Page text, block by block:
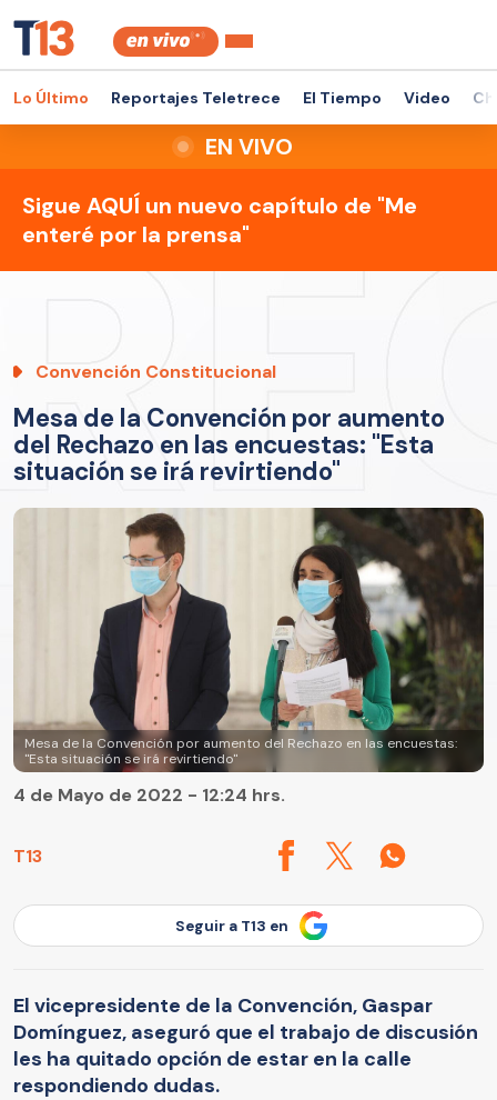
Lo Último Reportajes Teletrece El Tiempo Video
EN VIVO
Sigue AQUÍ un nuevo capítulo de "Me
enteré por la prensa"
Convención Constitucional
Mesa de la Convención por aumento
del Rechazo en las encuestas: "Esta
situación se irá revirtiendo"
Mesa de la Convención por aumento del Rechazo en las encuestas:
"Esta situación se irá revirtiendo"
T13
4 de Mayo de 2022 - 12:24 hrs.
Seguir a T13 en
El vicepresidente de la Convención, Gaspar
Domínguez, aseguró que el trabajo de discusión
les ha quitado opción de estar en la calle
respondiendo dudas.